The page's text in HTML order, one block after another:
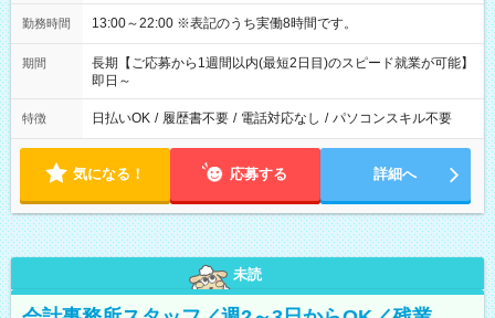
勤務時間 13:00～22:00 ※表記のうち実働8時間です。
期間
長期【ご応募から1週間以内(最短2日目)のスピード就業が可能】
即日～
特徴 日払いOK / 履歴書不要 / 電話対応なし / パソコンスキル不要
気になる！ 応募する 詳細へ
未読